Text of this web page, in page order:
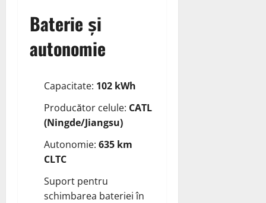
Baterie și
autonomie
Capacitate: 102 kWh
Producător celule: CATL
(Ningde/Jiangsu)
Autonomie: 635 km
CLTC
Suport pentru
schimbarea bateriei în